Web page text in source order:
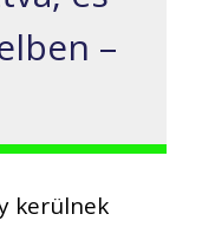
–
kerülnek